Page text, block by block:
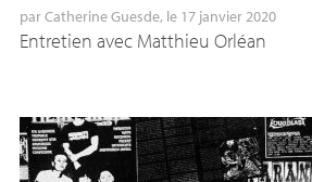
parCatherine Guesde, le 17 janvier 2020
Entretien avec Matthieu Orléan